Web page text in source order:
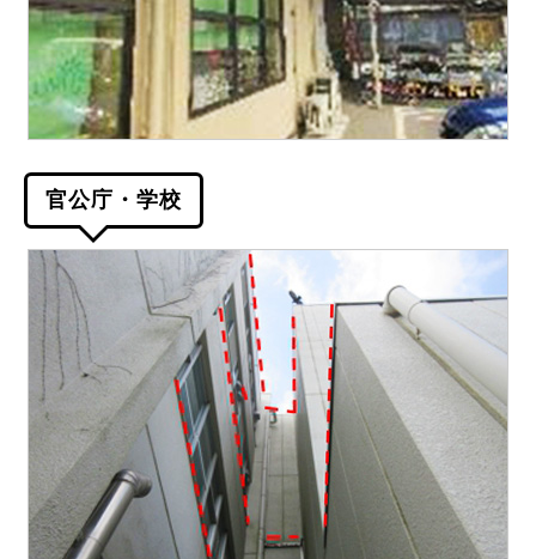
官公庁・学校